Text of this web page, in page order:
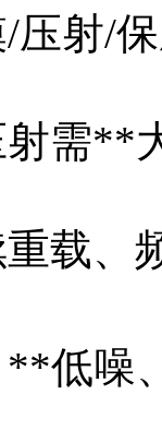
射/
需**
载、
低噪